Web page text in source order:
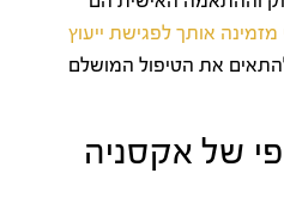
מזמינה אותך לפגישת ייעוץ
את הטיפול המושלם
של אקסניה